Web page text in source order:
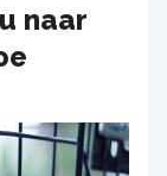
naar